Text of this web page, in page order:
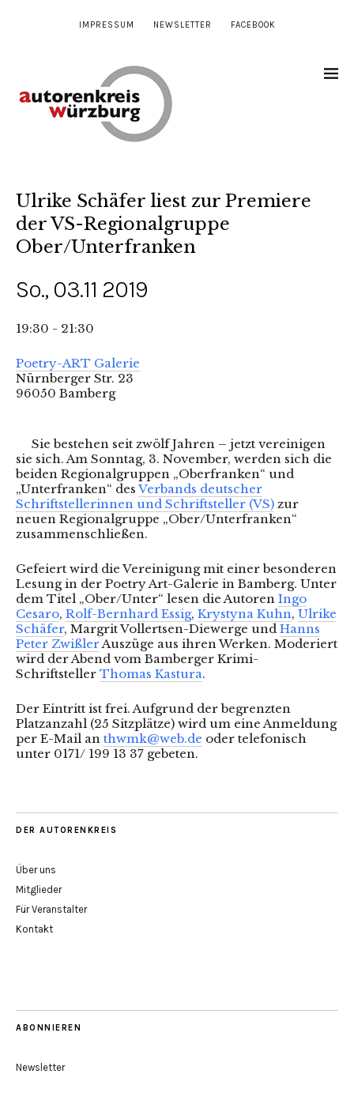
IMPRESSUM NEWSLETTER FACEBOOK
Ulrike Schäfer liest zur Premiere
der VS-Regionalgruppe
Ober/Unterfranken
So., 03.11 2019
19:30 - 21:30
Poetry-ART Galerie
Nürnberger Str. 23
96050 Bamberg
Sie bestehen seit zwölf Jahren – jetzt vereinigen
sie sich. Am Sonntag, 3. November, werden sich die
beiden Regionalgruppen „Oberfranken“ und
„Unterfranken“ desVerbands deutscher
Schriftstellerinnen und Schriftsteller (VS) zur
neuen Regionalgruppe „Ober/Unterfranken“
zusammenschließen.
Gefeiert wird die Vereinigung mit einer besonderen
Lesung in der Poetry Art-Galerie in Bamberg. Unter
dem Titel „Ober/Unter“ lesen die Autoren Ingo
Cesaro, Rolf-Bernhard Essig, Krystyna Kuhn, Ulrike
Schäfer, Margrit Vollertsen-Diewerge und Hanns
Peter ZwißlerAuszüge aus ihren Werken. Moderiert
wird der Abend vom Bamberger Krimi-
Schriftsteller Thomas Kastura.
Der Eintritt ist frei. Aufgrund der begrenzten
Platzanzahl (25 Sitzplätze) wird um eine Anmeldung
per E-Mail an thwmk@web.de oder telefonisch
unter 0171/ 199 13 37 gebeten.
DER AUTORENKREIS
Über uns
Mitglieder
Für Veranstalter
Kontakt
ABONNIEREN
Newsletter